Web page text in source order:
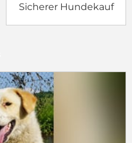
Sicherer Hundekauf